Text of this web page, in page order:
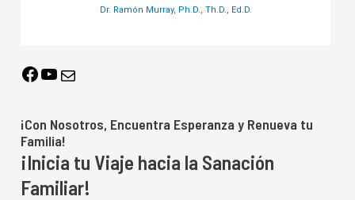
Dr. Ramón Murray, Ph.D., Th.D., Ed.D.
¡Con Nosotros, Encuentra Esperanza y Renueva tu
Familia!
¡Inicia tu Viaje hacia la Sanación
Familiar!